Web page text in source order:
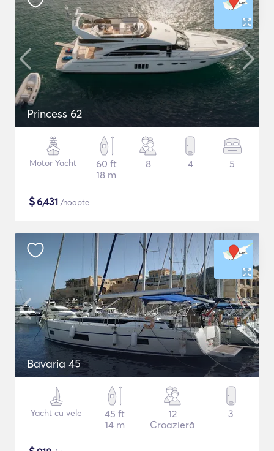
Princess 62
Motor Yacht
60 ft
18 m
8 4 5
$6,431 /noapte
Bavaria 45
Yacht cu vele
45 ft
14 m
12
Croazieră
3